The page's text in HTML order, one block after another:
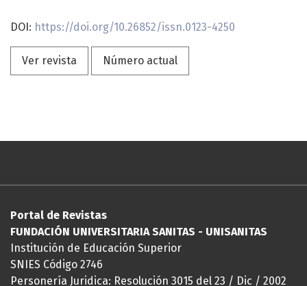
DOI: https://doi.org/10.26852/issn.0123-4250
Ver revista Número actual
Portal de Revistas
FUNDACIÓN UNIVERSITARIA SANITAS - UNISANITAS
Institución de Educación Superior
SNIES Código 2746
Personería Juridica: Resolución 3015 del 23 / Dic / 2002